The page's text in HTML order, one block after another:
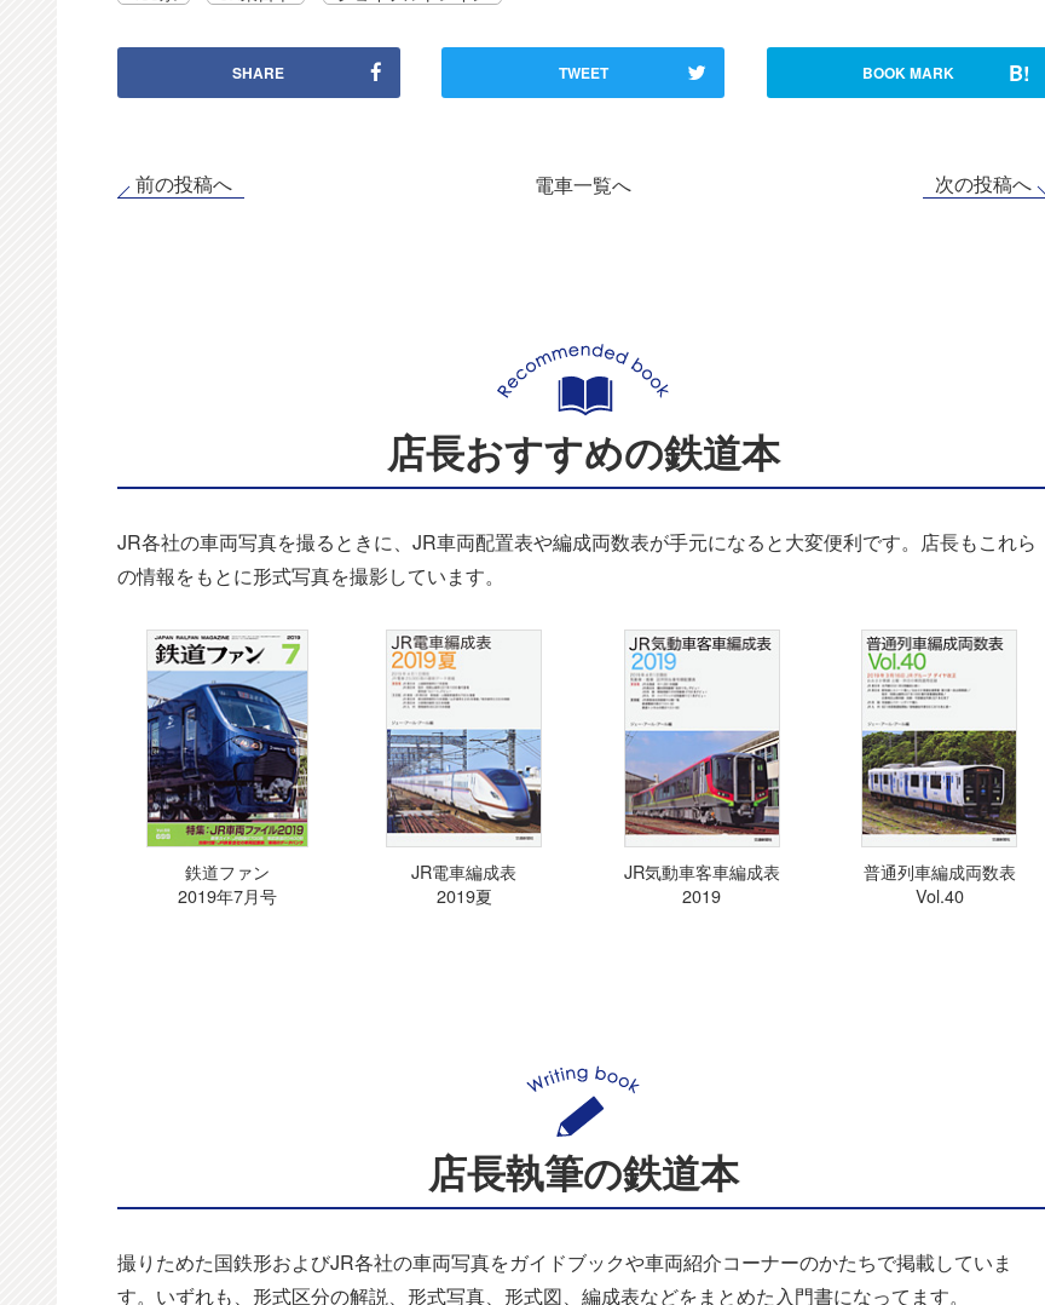
SHARE TWEET BOOK MARK B!
前の投稿へ 電車一覧へ 次の投稿へ
店長おすすめの鉄道本
JR各社の車両写真を撮るときに、JR車両配置表や編成両数表が手元になると大変便利です。店長もこれら
の情報をもとに形式写真を撮影しています。
鉄道ファン
2019年7月号
JR電車編成表
2019夏
JR気動車客車編成表
2019
普通列車編成両数表
Vol.40
店長執筆の鉄道本
撮りためた国鉄形およびJR各社の車両写真をガイドブックや車両紹介コーナーのかたちで掲載していま
す。いずれも、形式区分の解説、形式写真、形式図、編成表などをまとめた入門書になってます。